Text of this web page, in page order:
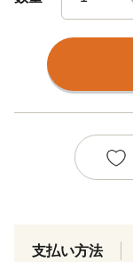
支払い方法